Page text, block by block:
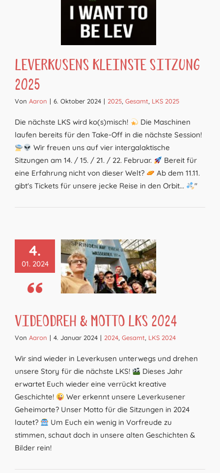
Leverkusens Kleinste Sitzung
2025
Von Aaron | 6. Oktober 2024 | 2025, Gesamt, LKS 2025
Die nächste LKS wird ko(s)misch!
Die Maschinen
laufen bereits für den Take-Off in die nächste Session!
Wir freuen uns auf vier intergalaktische
Sitzungen am 14. / 15. / 21. / 22. Februar.
Bereit für
eine Erfahrung nicht von dieser Welt?
Ab dem 11.11.
gibt's Tickets für unsere jecke Reise in den Orbit...
"
4.
01. 2024
Videodreh & Motto LKS 2024
Von Aaron | 4. Januar 2024 | 2024, Gesamt, LKS 2024
Wir sind wieder in Leverkusen unterwegs und drehen
unsere Story für die nächste LKS!
Dieses Jahr
erwartet Euch wieder eine verrückt kreative
Geschichte!
Wer erkennt unsere Leverkusener
Geheimorte? Unser Motto für die Sitzungen in 2024
lautet?
Um Euch ein wenig in Vorfreude zu
stimmen, schaut doch in unsere alten Geschichten &
Bilder rein!